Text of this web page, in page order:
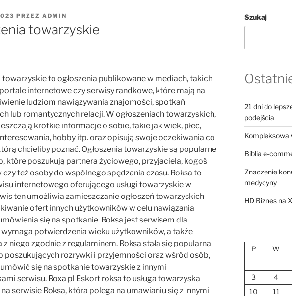
PRZEZ ADMIN
towarzyskie
towarzyskie to ogłoszenia publikowane w mediach, takich
internetowe czy serwisy randkowe, które mają na
ludziom nawiązywania znajomości, spotkań
lub romantycznych relacji. W ogłoszeniach towarzyskich,
krótkie informacje o sobie, takie jak wiek, płeć,
hobby itp. oraz opisują swoje oczekiwania co
chcieliby poznać. Ogłoszenia towarzyskie są popularne
które poszukują partnera życiowego, przyjaciela, kogoś
też osoby do wspólnego spędzania czasu. Roksa to
internetowego oferującego usługi towarzyskie w
ten umożliwia zamieszczanie ogłoszeń towarzyskich
ofert innych użytkowników w celu nawiązania
się na spotkanie. Roksa jest serwisem dla
wymaga potwierdzenia wieku użytkowników, a także
z niego zgodnie z regulaminem. Roksa stała się popularna
poszukujących rozrywki i przyjemności oraz wśród osób,
się na spotkanie towarzyskie z innymi
serwisu. Roxa pl Eskort roksa to usługa towarzyska
serwisie Roksa, która polega na umawianiu się z innymi
Szukaj
21 dni do
podejścia
Kompleksowa
Biblia e-
Znaczenie
medycyny
HD Biznes na
P W
3
4
10
11